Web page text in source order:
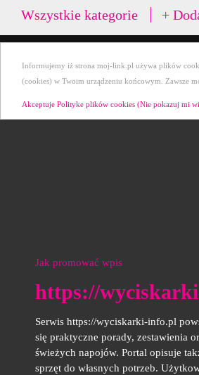
Informujemy iż strona moj-link.pl używa plików
(cookies) w Twoim urządzeniu końcowym. Zawsze
Akceptuje Polityke plików cookies (Nie pokazuj mi
Wszystkie kategorie +
Jak promować wpis
https://
Serwis https://wyciskarki-info.pl
się praktyczne porady, zestawienia
świeżych napojów. Portal opisuje
sprzęt do własnych potrzeb.